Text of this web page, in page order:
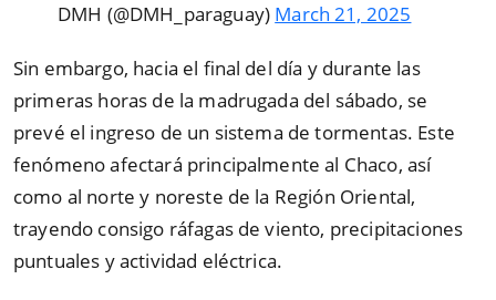
DMH (@DMH_paraguay) March 21, 2025
Sin embargo, hacia el final del día y durante las
primeras horas de la madrugada del sábado, se
prevé el ingreso de un sistema de tormentas. Este
fenómeno afectará principalmente al Chaco, así
como al norte y noreste de la Región Oriental,
trayendo consigo ráfagas de viento, precipitaciones
puntuales y actividad eléctrica.